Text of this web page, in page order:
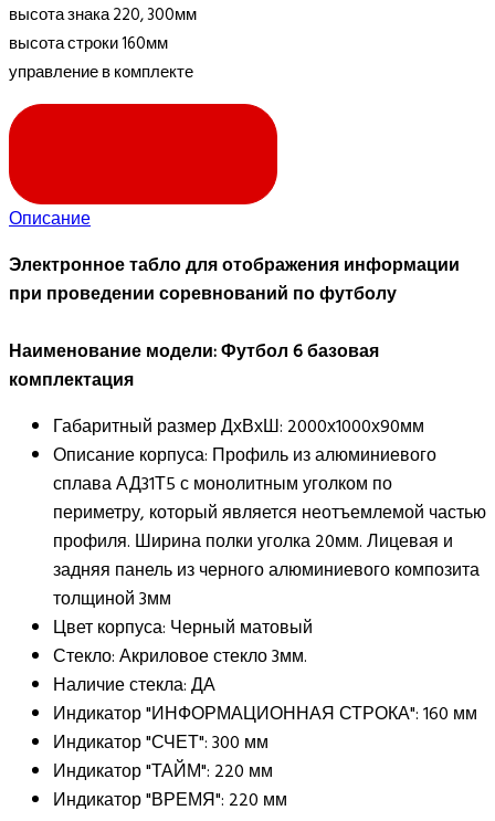
высота знака 220, 300мм
высота строки 160мм
управление в комплекте
Описание
Электронное табло для отображения информации
при проведении соревнований по футболу
Наименование модели: Футбол 6 базовая
комплектация
Габаритный размер ДхВхШ: 2000х1000х90мм
Описание корпуса: Профиль из алюминиевого
сплава АД31Т5 с монолитным уголком по
периметру, который является неотъемлемой частью
профиля. Ширина полки уголка 20мм. Лицевая и
задняя панель из черного алюминиевого композита
толщиной 3мм
Цвет корпуса: Черный матовый
Стекло: Акриловое стекло 3мм.
Наличие стекла: ДА
Индикатор "ИНФОРМАЦИОННАЯ СТРОКА": 160 мм
Индикатор "СЧЕТ": 300 мм
Индикатор "ТАЙМ": 220 мм
Индикатор "ВРЕМЯ": 220 мм